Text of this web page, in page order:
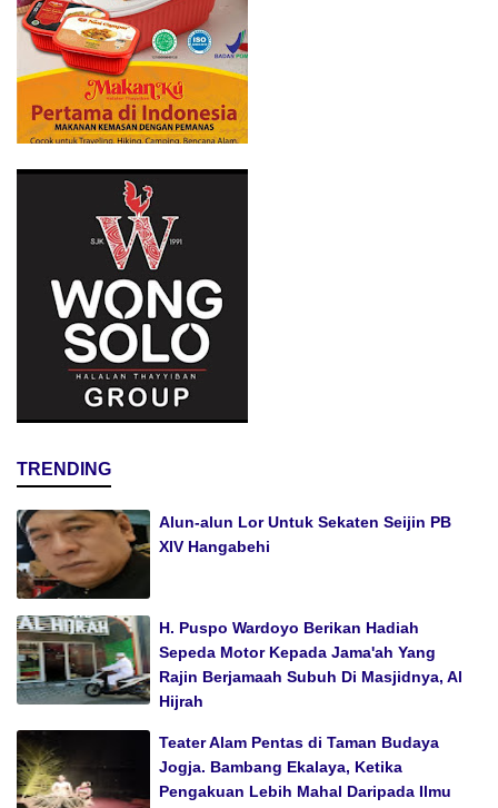
TRENDING
Alun-alun Lor Untuk Sekaten Seijin PB
XIV Hangabehi
H. Puspo Wardoyo Berikan Hadiah
Sepeda Motor Kepada Jama'ah Yang
Rajin Berjamaah Subuh Di Masjidnya, Al
Hijrah
Teater Alam Pentas di Taman Budaya
Jogja. Bambang Ekalaya, Ketika
Pengakuan Lebih Mahal Daripada Ilmu